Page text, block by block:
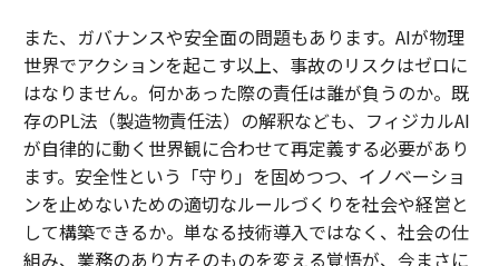
また、ガバナンスや安全面の問題もあります。AIが物理
世界でアクションを起こす以上、事故のリスクはゼロに
はなりません。何かあった際の責任は誰が負うのか。既
存のPL法（製造物責任法）の解釈なども、フィジカルAI
が自律的に動く世界観に合わせて再定義する必要があり
ます。安全性という「守り」を固めつつ、イノベーショ
ンを止めないための適切なルールづくりを社会や経営と
して構築できるか。単なる技術導入ではなく、社会の仕
組み、業務のあり方そのものを変える覚悟が、今まさに